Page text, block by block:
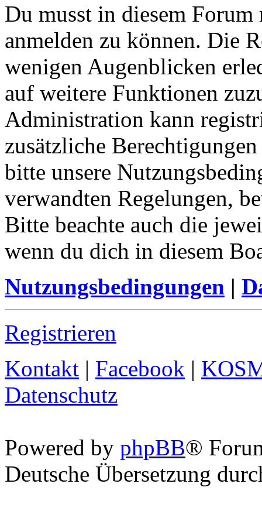
Du musst in diesem
anmelden zu können. Die
wenigen Augenblicken
auf weitere Funktionen
Administration kann
zusätzliche
bitte unsere
verwandten Regelungen,
Bitte beachte auch die
wenn du dich in diesem
Nutzungsbedingungen |
Registrieren
Kontakt | Facebook |
Datenschutz
Powered by phpBB®
Deutsche Übersetzung